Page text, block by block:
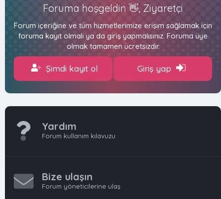
Foruma hoşgeldin 👋, Ziyaretçi
Forum içeriğine ve tüm hizmetlerimize erişim sağlamak için
foruma kayıt olmalı ya da giriş yapmalısınız. Foruma üye
olmak tamamen ücretsizdir.
Şimdi kayıt ol Giriş yap
Yardım
Forum kullanım kılavuzu
Bize ulaşın
Forum yöneticilerine ulaş